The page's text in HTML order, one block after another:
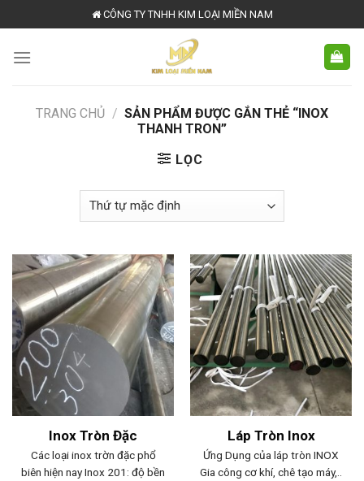
to
content
CÔNG TY TNHH KIM LOẠI MIỀN NAM
TRANG CHỦ / SẢN PHẨM ĐƯỢC GẮN THẺ “INOX
THANH TRON”
LỌC
Inox Tròn Đặc
Các loại inox trờn đặc phổ
biên hiện nay Inox 201: độ bền
Láp Tròn Inox
Ứng Dụng của láp tròn INOX
Gia công cơ khí, chê tạo máy,..